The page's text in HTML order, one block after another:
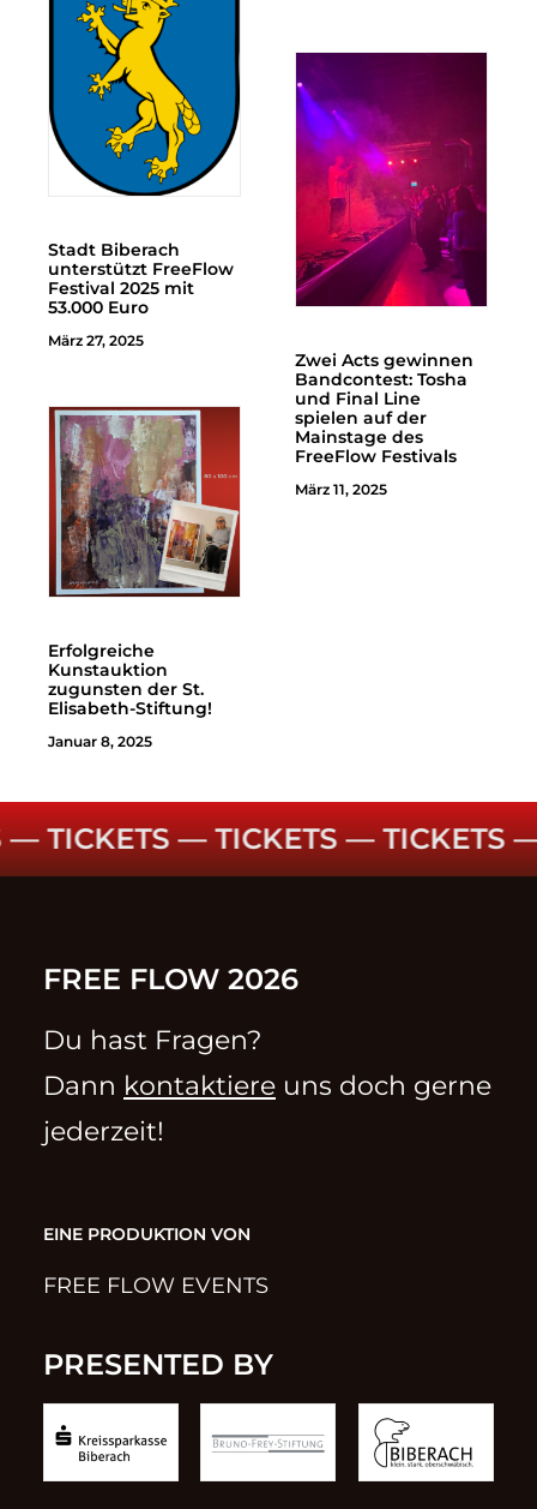
Stadt Biberach
unterstützt FreeFlow
Festival 2025 mit
53.000 Euro
März 27, 2025
Zwei Acts gewinnen
Bandcontest: Tosha
und Final Line
spielen auf der
Mainstage des
FreeFlow Festivals
März 11, 2025
Erfolgreiche
Kunstauktion
zugunsten der St.
Elisabeth-Stiftung!
Januar 8, 2025
TICKETS –– TICKETS –– TICKETS ––
FREE FLOW 2026
Du hast Fragen?
Dann kontaktiere uns doch gerne
jederzeit!
EINE PRODUKTION VON
FREE FLOW EVENTS
PRESENTED BY